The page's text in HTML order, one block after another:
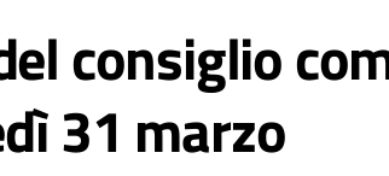
consiglio
31 marzo